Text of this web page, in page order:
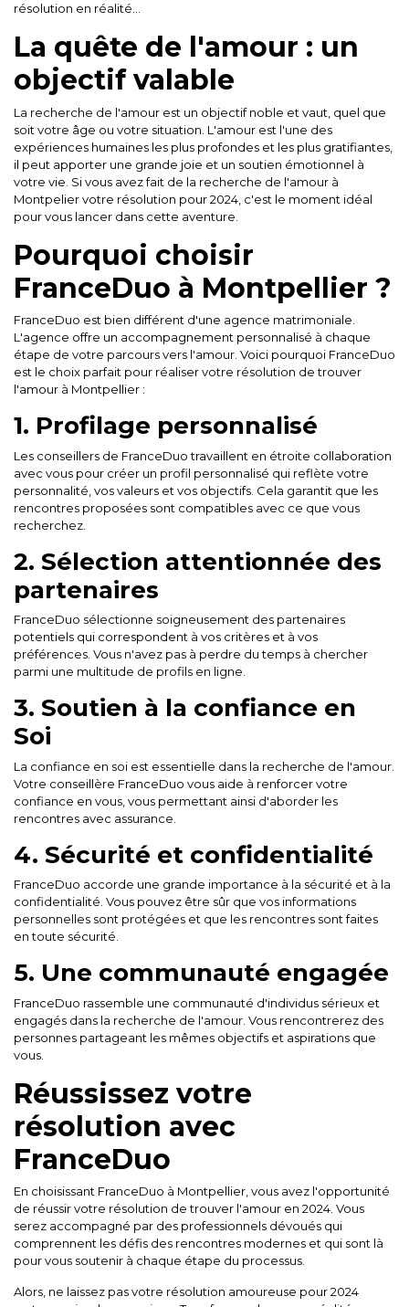
résolution en réalité...
La quête de l'amour : un
objectif valable
La recherche de l'amour est un objectif noble et vaut, quel que
soit votre âge ou votre situation. L'amour est l'une des
expériences humaines les plus profondes et les plus gratifiantes,
il peut apporter une grande joie et un soutien émotionnel à
votre vie. Si vous avez fait de la recherche de l'amour à
Montpeliervotre résolution pour 2024, c'est le moment idéal
pour vous lancer dans cette aventure.
Pourquoi choisir
FranceDuo à Montpellier ?
FranceDuo est bien différent d'une agence matrimoniale.
L'agence offre un accompagnement personnalisé à chaque
étape de votre parcours vers l'amour. Voici pourquoi FranceDuo
est le choix parfait pour réaliser votre résolution de trouver
l'amour à Montpellier :
1. Profilage personnalisé
Les conseillers de FranceDuo travaillent en étroite collaboration
avec vous pour créer un profil personnalisé qui reflète votre
personnalité, vos valeurs et vos objectifs. Cela garantit que les
rencontres proposées sont compatibles avec ce que vous
recherchez.
2. Sélection attentionnée des
partenaires
FranceDuo sélectionne soigneusement des partenaires
potentiels qui correspondent à vos critères et à vos
préférences. Vous n'avez pas à perdre du temps à chercher
parmi une multitude de profils en ligne.
3. Soutien à la confiance en
Soi
La confiance en soi est essentielle dans la recherche de l'amour.
Votre conseillère FranceDuo vous aide à renforcer votre
confiance en vous, vous permettant ainsi d'aborder les
rencontres avec assurance.
4. Sécurité et confidentialité
FranceDuo accorde une grande importance à la sécurité et à la
confidentialité. Vous pouvez être sûr que vos informations
personnelles sont protégées et que les rencontres sont faites
en toute sécurité.
5. Une communauté engagée
FranceDuo rassemble une communauté d'individus sérieux et
engagés dans la recherche de l'amour. Vous rencontrerez des
personnes partageant les mêmes objectifs et aspirations que
vous.
Réussissez votre
résolution avec
FranceDuo
En choisissant FranceDuo à Montpellier, vous avez l'opportunité
de réussir votre résolution de trouver l'amour en 2024. Vous
serez accompagné par des professionnels dévoués qui
comprennent les défis des rencontres modernes et qui sont là
pour vous soutenir à chaque étape du processus.
Alors, ne laissez pas votre résolution amoureuse pour 2024